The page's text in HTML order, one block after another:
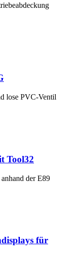
lose PVC-Ventil
Tool32
der E89
für